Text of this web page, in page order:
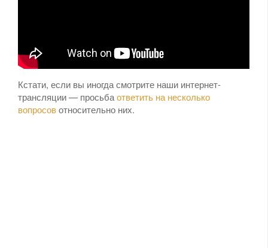
Кстати, если вы иногда смотрите наши интернет-
трансляции — просьбаответить на несколько
вопросовотносительно них.